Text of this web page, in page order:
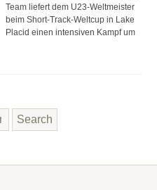
Team liefert dem U23-Weltmeister
beim Short-Track-Weltcup in Lake
Placid einen intensiven Kampf um
Search